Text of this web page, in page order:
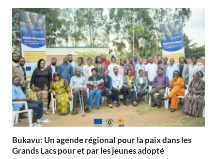
Bukavu: Un agende régional pour la paix dans les
Grands Lacs pour et par les jeunes adopté